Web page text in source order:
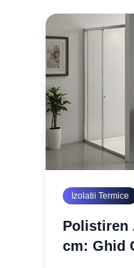
Izolatii Termice
Polistiren
cm: Ghid